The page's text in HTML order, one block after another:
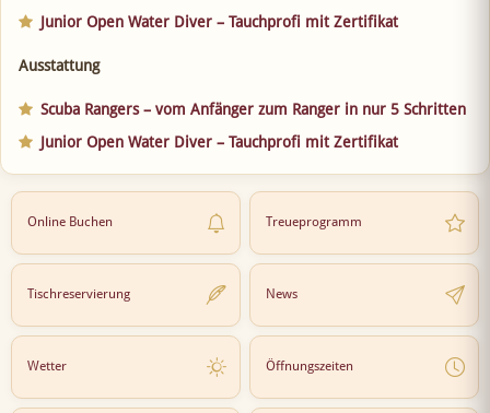
Junior Open Water Diver – Tauchprofi mit Zertifikat
Ausstattung
Scuba Rangers – vom Anfänger zum Ranger in nur 5 Schritten
Junior Open Water Diver – Tauchprofi mit Zertifikat
Online Buchen Treueprogramm
Tischreservierung News
Wetter Öffnungszeiten